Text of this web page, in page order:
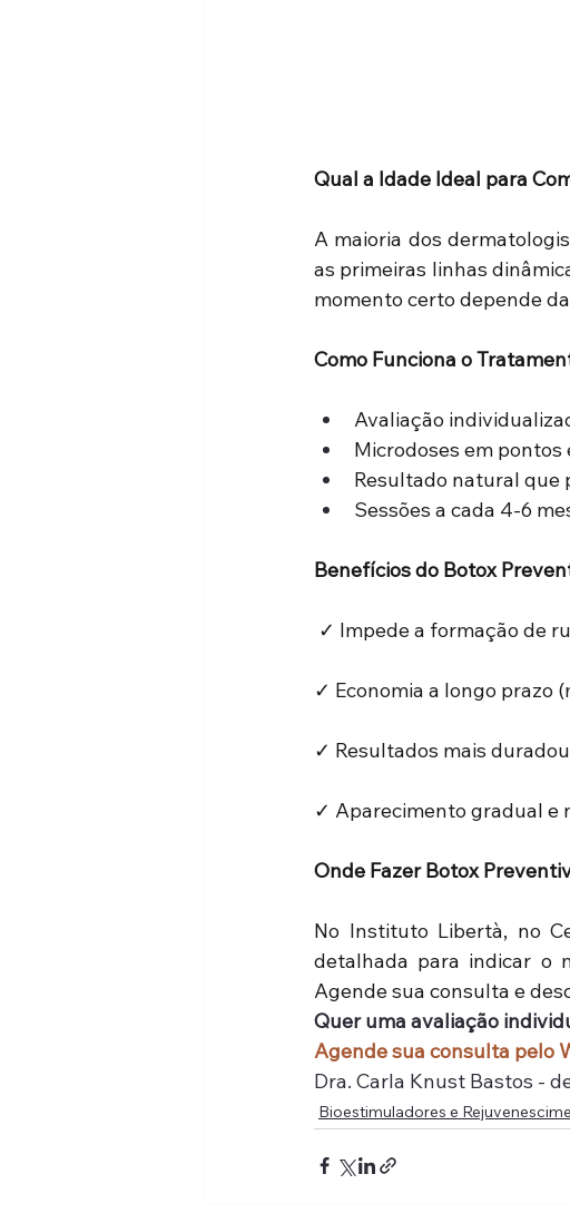
Qual a Idade Ideal para
A maioria dos
as primeiras linhas
momento certo depende
Como Funciona o
Avaliação
Microdoses em
Resultado natural que
Sessões a cada 4-6
Benefícios do Botox
✓ Impede a formação de
✓ Economia a longo prazo
✓ Resultados mais
✓ Aparecimento gradual e
Onde Fazer Botox
No Instituto Libertà, no
detalhada para indicar o
Agende sua consulta e
Quer uma avaliação
Agende sua consulta pelo
Dra. Carla Knust Bastos -
Bioestimuladores e